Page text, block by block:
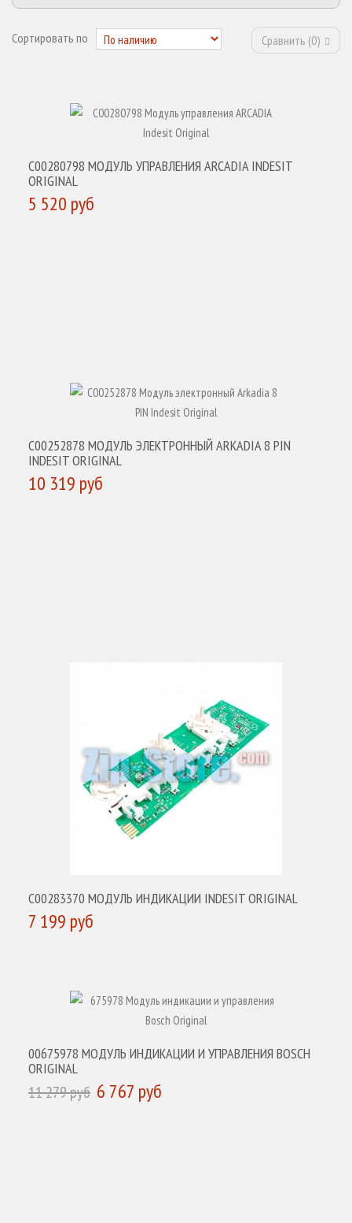
Сортировать по Сравнить (0)
C00280798 МОДУЛЬ УПРАВЛЕНИЯ ARCADIA INDESIT
ORIGINAL
5 520 руб
C00252878 МОДУЛЬ ЭЛЕКТРОННЫЙ ARKADIA 8 PIN
INDESIT ORIGINAL
10 319 руб
C00283370 МОДУЛЬ ИНДИКАЦИИ INDESIT ORIGINAL
7 199 руб
00675978 МОДУЛЬ ИНДИКАЦИИ И УПРАВЛЕНИЯ BOSCH
ORIGINAL
11 279 руб 6 767 руб